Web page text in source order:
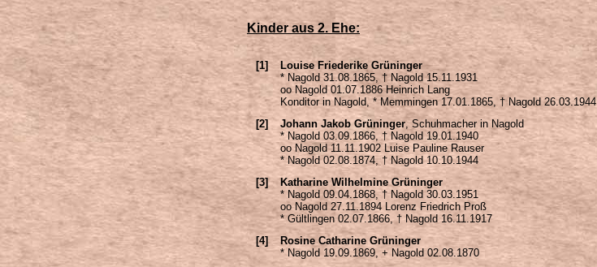
Kinder aus 2. Ehe:
[1]
Louise Friederike Grüninger
* Nagold 31.08.1865, † Nagold 15.11.1931
oo Nagold 01.07.1886 Heinrich Lang
Konditor in Nagold, * Memmingen 17.01.1865, † Nagold 26.03.1944
[2]
Johann Jakob Grüninger, Schuhmacher in Nagold
* Nagold 03.09.1866, † Nagold 19.01.1940
oo Nagold 11.11.1902 Luise Pauline Rauser
* Nagold 02.08.1874, † Nagold 10.10.1944
[3]
Katharine Wilhelmine Grüninger
* Nagold 09.04.1868, † Nagold 30.03.1951
oo Nagold 27.11.1894 Lorenz Friedrich Proß
* Gültlingen 02.07.1866, † Nagold 16.11.1917
[4]
Rosine Catharine Grüninger
* Nagold 19.09.1869, + Nagold 02.08.1870